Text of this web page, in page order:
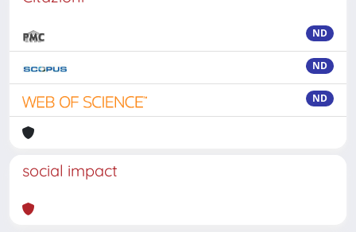
ND
ND
ND
social impact